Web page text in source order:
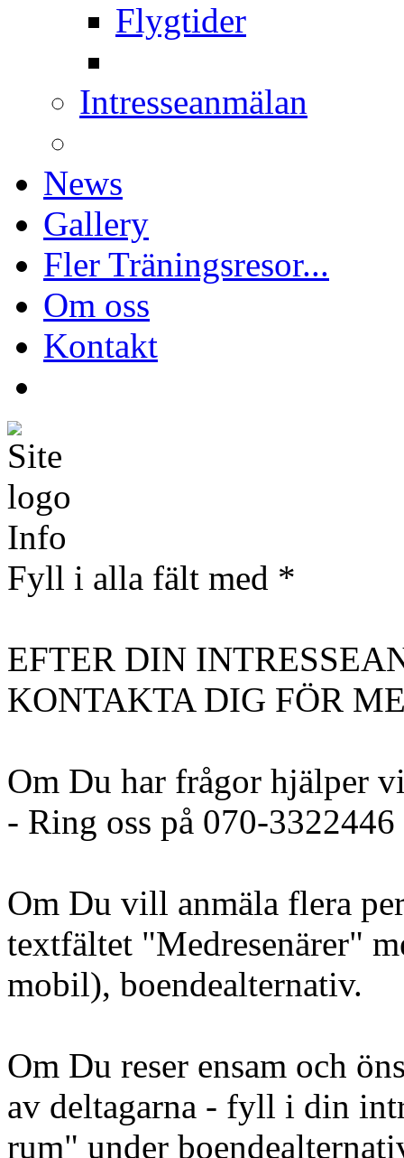
Flygtider
Intresseanmälan
News
Gallery
Fler Träningsresor...
Om oss
Kontakt
Info
Fyll i alla fält med *
EFTER DIN
KONTAKTA DIG FÖR
Om Du har frågor hjälper
- Ring oss på 070-
Om Du vill anmäla flera
textfältet "Medresenärer"
mobil), boendealternativ.
Om Du reser ensam och
av deltagarna - fyll i din
rum" under